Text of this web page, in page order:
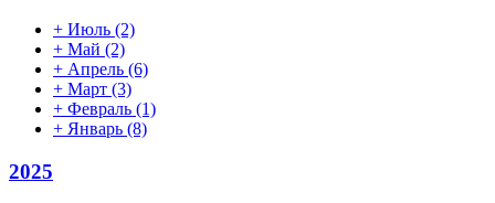
+ Июль (2)
+ Май (2)
+ Апрель (6)
+ Март (3)
+ Февраль (1)
+ Январь (8)
2025